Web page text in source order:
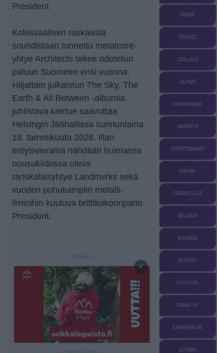
President
Kolossaalisen raskaasta
soundistaan tunnettu metalcore-
yhtye Architects tekee odotetun
paluun Suomeen ensi vuonna.
Hiljattain julkaistun The Sky, The
Earth & All Between -albumia
juhlistava kiertue saavuttaa
Helsingin Jäähallissa sunnuntaina
18. tammikuuta 2026. Illan
erityisvieraina nähdään huimassa
nousukiidossa oleva
ranskalaisyhtye Landmvrks sekä
vuoden puhutuimpiin metalli-
ilmioihin kuuluva brittikokoonpano
President.
— Mainos —
×
KEIKAT
TERASSIT
GRILLAUS
SAUNAT
UIMARANNAT
SAARISTO
SPORTTIBAARIT
PIKNIK
FRISBEEGOLF
BILJARDI
BRUNSSI
NUORET
ELOKUVA
STAND-UP
ILMAISPÄIVÄT
LOUNAS